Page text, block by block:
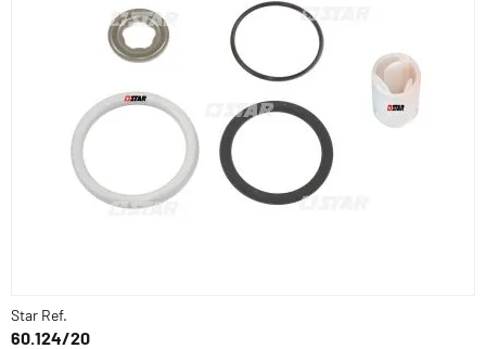
Star Ref.
60.124/20